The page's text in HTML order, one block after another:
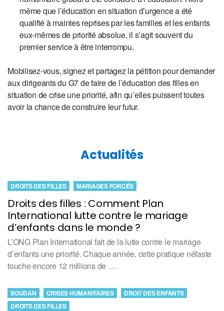
même que l’éducation en situation d’urgence a été
qualifié à maintes reprises par les familles et les enfants
eux-mêmes de priorité absolue, il s’agit souvent du
premier service à être interrompu.
Mobilisez-vous, signez et partagez la pétition pour demander
aux dirigeants du G7 de faire de l’éducation des filles en
situation de crise une priorité, afin qu’elles puissent toutes
avoir la chance de construire leur futur.
Actualités
Droits des filles : Comment Plan
International lutte contre le mariage
d’enfants dans le monde ?
DROITS DES FILLES MARIAGES FORCÉS
L’ONG Plan International fait de la lutte contre le mariage
d’enfants une priorité. Chaque année, cette pratique néfaste
touche encore 12 millions de …
SOUDAN CRISES HUMANITAIRES
DROIT DES ENFANTS
DROITS DES FILLES